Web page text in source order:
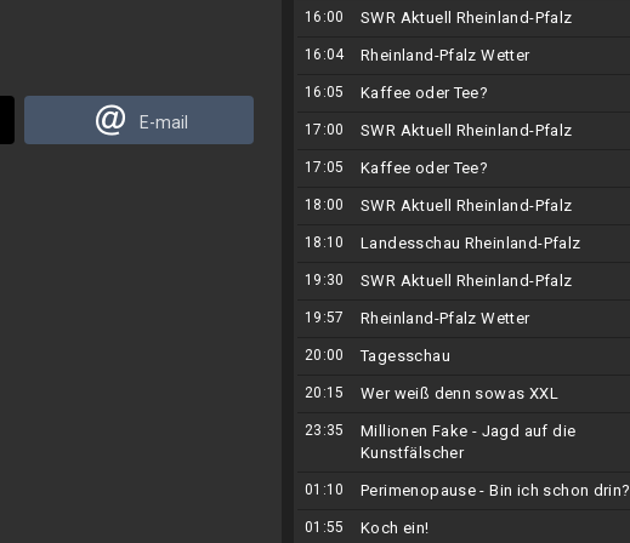
E-mail
16:00 SWR Aktuell Rheinland-Pfalz
16:04 Rheinland-Pfalz Wetter
16:05 Kaffee oder Tee?
17:00 SWR Aktuell Rheinland-Pfalz
17:05 Kaffee oder Tee?
18:00 SWR Aktuell Rheinland-Pfalz
18:10 Landesschau Rheinland-Pfalz
19:30 SWR Aktuell Rheinland-Pfalz
19:57 Rheinland-Pfalz Wetter
20:00 Tagesschau
20:15 Wer weiß denn sowas XXL
23:35
Millionen Fake - Jagd auf die
Kunstfälscher
01:10 Perimenopause - Bin ich schon drin?
01:55 Koch ein!